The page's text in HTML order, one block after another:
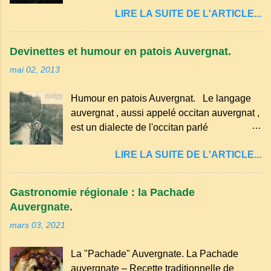
séchez-les sur un torchon.
marqué ses campagnes : Superstitions : Le
pain retourné. Quand, à un repas, un des
voisins se hâtent de planter dans le
aperçoit, il remet le pain sur le bon coté,
mais il doit payer autant de bouteilles de vin
qu’il y a de couteaux ou de fourchettes
d’Ambert). Les quatre chemins. Quand
deux chemins se rencontrent et se coupent,
leur intersection forme un carrefour qui a
LIRE LA SUITE DE L'ARTICLE...
Devinettes et humour en patois Auvergnat.
mai 02, 2013
Humour en patois Auvergnat. Le langage
auvergnat , aussi appelé occitan auvergnat ,
est un dialecte de l'occitan parlé
certaines parties du Massif central . Il
appartient à la famille des langues romanes
et est classé parmi les dialectes du nord-
occitan . Bien que le nombre de locuteurs
traditionnelle et les contes. Il a aussi
LIRE LA SUITE DE L'ARTICLE...
Gastronomie régionale : la Pachade
Auvergnate.
mars 03, 2021
La "Pachade" Auvergnate. La Pachade
auvergnate – Recette traditionnelle de